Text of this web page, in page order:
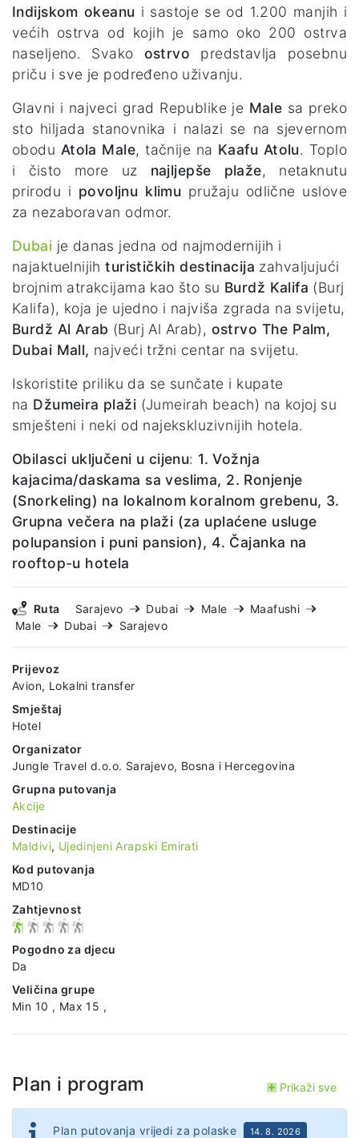
Indijskom okeanu i sastoje se od 1.200 manjih i
većih ostrva od kojih je samo oko 200 ostrva
naseljeno. Svako ostrvo predstavlja posebnu
priču i sve je podređeno uživanju.
Glavni i najveci grad Republike je Male sa preko
sto hiljada stanovnika i nalazi se na sjevernom
obodu Atola Male, tačnije na Kaafu Atolu. Toplo
i čisto more uz najljepše plaže, netaknutu
prirodu i povoljnu klimu pružaju odlične uslove
za nezaboravan odmor.
Dubai je danas jedna od najmodernijih i
najaktuelnijihturističkih destinacija zahvaljujući
brojnim atrakcijama kao što su Burdž Kalifa (Burj
Kalifa), koja je ujedno i najviša zgrada na svijetu,
Burdž Al Arab (Burj Al Arab), ostrvo The Palm,
Dubai Mall, najveći tržni centar na svijetu.
Iskoristite priliku da se sunčate i kupate
na Džumeira plaži (Jumeirah beach) na kojoj su
smješteni i neki od najekskluzivnijih hotela.
Obilasci uključeni u cijenu: 1. Vožnja
kajacima/daskama sa veslima, 2. Ronjenje
(Snorkeling) na lokalnom koralnom grebenu, 3.
Grupna večera na plaži (za uplaćene usluge
polupansion i puni pansion), 4. Čajanka na
rooftop-u hotela
Ruta Sarajevo Dubai Male
Maafushi
Male
Dubai Sarajevo
Prijevoz
Avion, Lokalni transfer
Smještaj
Hotel
Organizator
Jungle Travel d.o.o. Sarajevo, Bosna i Hercegovina
Grupna putovanja
Akcije
Destinacije
Maldivi, Ujedinjeni Arapski Emirati
Kod putovanja
MD10
Zahtjevnost
Pogodno za djecu
Da
Veličina grupe
Min 10 , Max 15 ,
Plan i program Prikaži sve
Plan putovanja vrijedi za polaske 14. 8. 2026